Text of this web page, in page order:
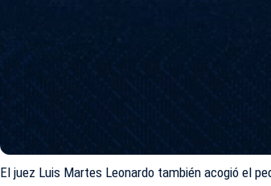
El juez Luis Martes Leonardo también acogió el